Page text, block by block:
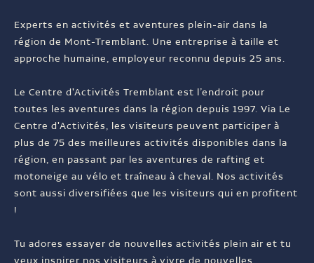
Experts en activités et aventures plein-air dans la
région de Mont-Tremblant. Une entreprise à taille et
approche humaine, employeur reconnu depuis 25 ans.
Le Centre d'Activités Tremblant est l’endroit pour
toutes les aventures dans la région depuis 1997. Via Le
Centre d'Activités, les visiteurs peuvent participer à
plus de 75 des meilleures activités disponibles dans la
région, en passant par les aventures de rafting et
motoneige au vélo et traîneau à cheval. Nos activités
sont aussi diversifiées que les visiteurs qui en profitent
!
Tu adores essayer de nouvelles activités plein air et tu